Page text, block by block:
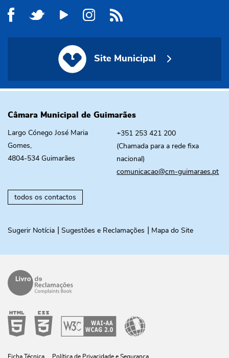
Site Municipal
Câmara Municipal de Guimarães
Largo Cónego José Maria
Gomes,
4804-534 Guimarães
+351 253 421 200
(Chamada para a rede fixa
nacional)
comunicacao@cm-guimaraes.pt
todos os contactos
Sugerir Notícia Sugestões e Reclamações Mapa do Site
Ficha Técnica Política de Privacidade e Segurança